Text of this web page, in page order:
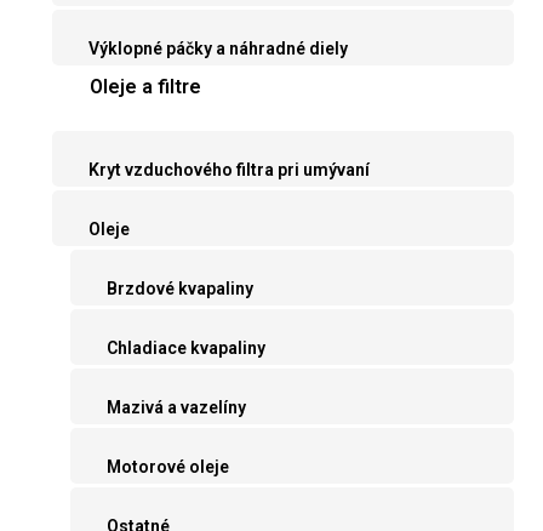
Výklopné páčky a náhradné diely
Oleje a filtre
Kryt vzduchového filtra pri umývaní
Oleje
Brzdové kvapaliny
Chladiace kvapaliny
Mazivá a vazelíny
Motorové oleje
Ostatné